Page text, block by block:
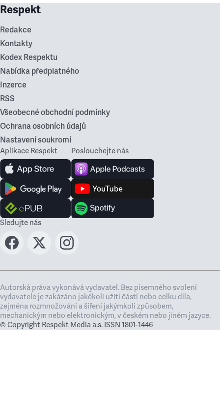
Respekt
Redakce
Kontakty
Kodex Respektu
Nabídka předplatného
Inzerce
RSS
Všeobecné obchodní podmínky
Ochrana osobních údajů
Nastavení soukromí
Aplikace Respekt Poslouchejte nás
Sledujte nás
Autorská práva vykonává vydavatel. Bez písemného svolení
vydavatele je zakázáno jakékoli užití částí nebo celku díla,
zejména rozmnožování a šíření jakýmkoli způsobem,
mechanickým nebo elektronickým, v českém nebo jiném jazyce.
© Copyright Respekt Media a.s. ISSN 1801-1446